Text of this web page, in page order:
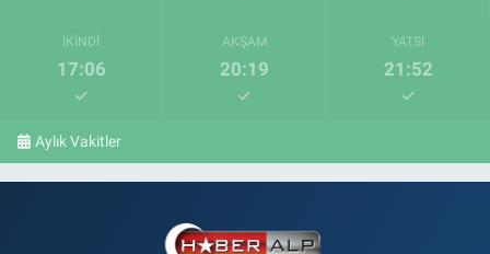
İKINDI
17:06
AKŞAM
20:19
YATSI
21:52
Aylık Vakitler